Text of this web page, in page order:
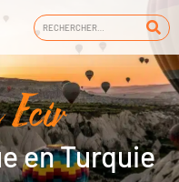
en Turquie